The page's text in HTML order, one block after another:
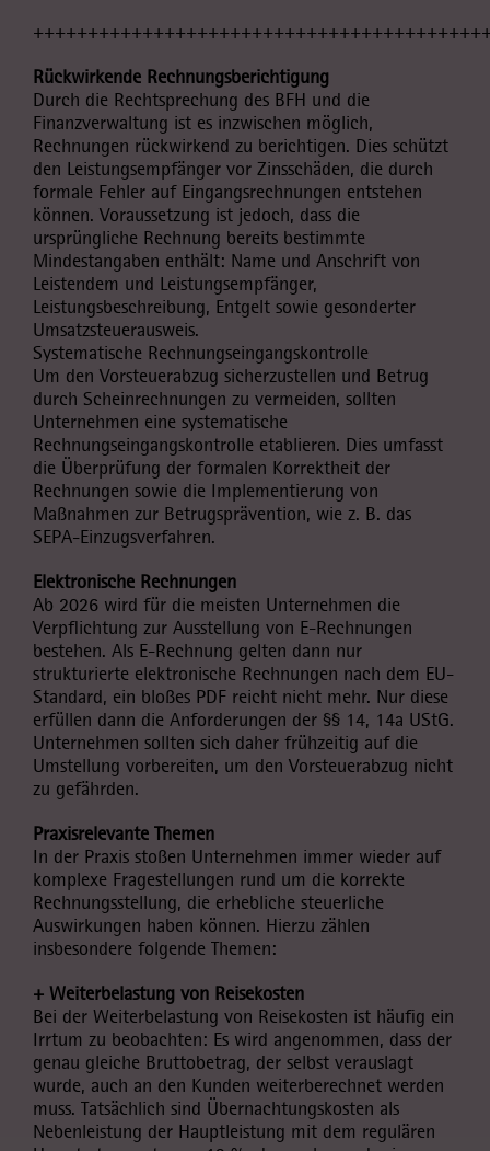
Rückwirkende Rechnungsberichtigung
Durch die Rechtsprechung des BFH und die
Finanzverwaltung ist es inzwischen möglich,
Rechnungen rückwirkend zu berichtigen. Dies schützt
den Leistungsempfänger vor Zinsschäden, die durch
formale Fehler auf Eingangsrechnungen entstehen
können. Voraussetzung ist jedoch, dass die
ursprüngliche Rechnung bereits bestimmte
Mindestangaben enthält: Name und Anschrift von
Leistendem und Leistungsempfänger,
Leistungsbeschreibung, Entgelt sowie gesonderter
Umsatzsteuerausweis.
Systematische Rechnungseingangskontrolle
Um den Vorsteuerabzug sicherzustellen und Betrug
durch Scheinrechnungen zu vermeiden, sollten
Unternehmen eine systematische
Rechnungseingangskontrolle etablieren. Dies umfasst
die Überprüfung der formalen Korrektheit der
Rechnungen sowie die Implementierung von
Maßnahmen zur Betrugsprävention, wie z. B. das
SEPA-Einzugsverfahren.
Elektronische Rechnungen
Ab 2026 wird für die meisten Unternehmen die
Verpflichtung zur Ausstellung von E-Rechnungen
bestehen. Als E-Rechnung gelten dann nur
strukturierte elektronische Rechnungen nach dem EU-
Standard, ein bloßes PDF reicht nicht mehr. Nur diese
erfüllen dann die Anforderungen der §§ 14, 14a UStG.
Unternehmen sollten sich daher frühzeitig auf die
Umstellung vorbereiten, um den Vorsteuerabzug nicht
zu gefährden.
Praxisrelevante Themen
In der Praxis stoßen Unternehmen immer wieder auf
komplexe Fragestellungen rund um die korrekte
Rechnungsstellung, die erhebliche steuerliche
Auswirkungen haben können. Hierzu zählen
insbesondere folgende Themen:
+ Weiterbelastung von Reisekosten
Bei der Weiterbelastung von Reisekosten ist häufig ein
Irrtum zu beobachten: Es wird angenommen, dass der
genau gleiche Bruttobetrag, der selbst verauslagt
wurde, auch an den Kunden weiterberechnet werden
muss. Tatsächlich sind Übernachtungskosten als
Nebenleistung der Hauptleistung mit dem regulären